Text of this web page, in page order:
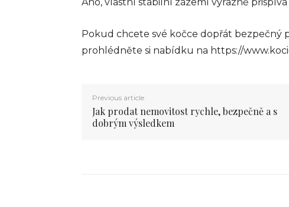
Pokud chcete své kočce dopřát
prohlédněte si nabídku na https://
Previous article
Jak prodat nemovitost rychle, bezpečně a s
dobrým výsledkem